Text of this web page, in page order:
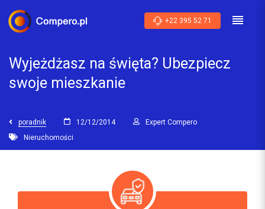
+22 395 52 71
Wyjeżdżasz na święta? Ubezpiecz
swoje mieszkanie
poradnik 12/12/2014
Expert Compero
Nieruchomości